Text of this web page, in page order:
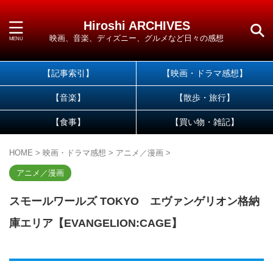
Hiroshi ARCHIVES
映画、音楽、ディズニー、グルメなど日々の感想
【記事索引】 【映画・ドラマ感想】
【音楽】 【散歩・旅行】
【食事】 【買い物・雑記】
HOME > 映画・ドラマ感想 > アニメ／漫画 >
アニメ／漫画
スモールワールズ TOKYO エヴァンゲリオン格納
庫エリア【EVANGELION:CAGE】